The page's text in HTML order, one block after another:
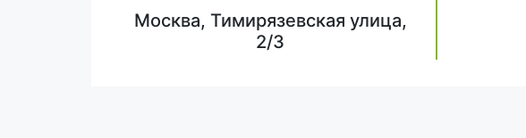
Москва, Тимирязевская улица,
2/3